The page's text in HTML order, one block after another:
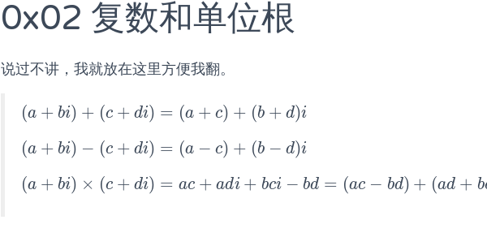
0x02 复数和单位根
说过不讲，我就放在这里方便我翻。
(a + bi) + (c + di) = (a + c) + (b + d)i
(a+bi )+(c +d )= (a+c)+ (b+ d)
(a + bi) − (c + di) = (a − c) + (b − d)i
(a+bi )−(c +d i)=(a −c) +(b −d )i
(a + bi) × (c + di) = ac + adi + bci − bd = (ac − bd) + (ad + b
(a+bi )×(c +d )= ac +ad +b ci− bd=(a c− bd) +(a d+ bc i